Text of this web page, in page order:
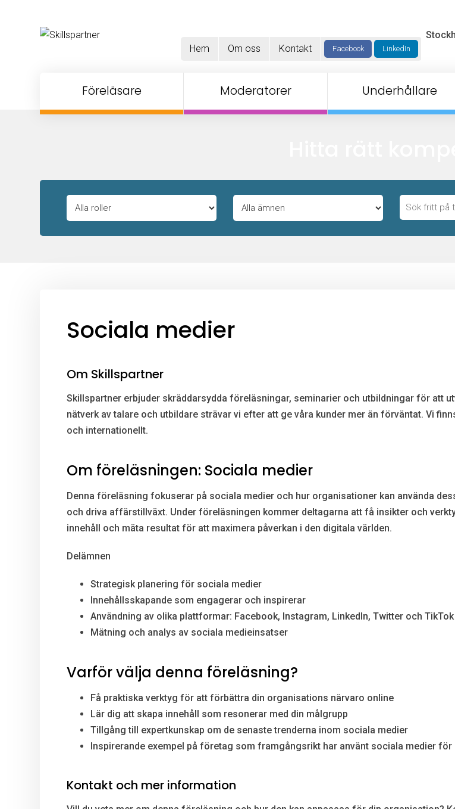
Hem
Om oss Kontakt Facebook LinkedIn
Föreläsare Moderatorer Underhållare
Sociala medier
Om Skillspartner
Skillspartner erbjuder skräddarsydda föreläsningar, seminarier och utbildningar för att
nätverk av talare och utbildare strävar vi efter att ge våra kunder mer än förväntat. Vi
och internationellt.
Om föreläsningen: Sociala medier
Denna föreläsning fokuserar på sociala medier och hur organisationer kan använda
och driva affärstillväxt. Under föreläsningen kommer deltagarna att få insikter och
innehåll och mäta resultat för att maximera påverkan i den digitala världen.
Delämnen
Strategisk planering för sociala medier
Innehållsskapande som engagerar och inspirerar
Användning av olika plattformar: Facebook, Instagram, LinkedIn, Twitter och TikTok
Mätning och analys av sociala medieinsatser
Varför välja denna föreläsning?
Få praktiska verktyg för att förbättra din organisations närvaro online
Lär dig att skapa innehåll som resonerar med din målgrupp
Tillgång till expertkunskap om de senaste trenderna inom sociala medier
Inspirerande exempel på företag som framgångsrikt har använt sociala medier för
Kontakt och mer information